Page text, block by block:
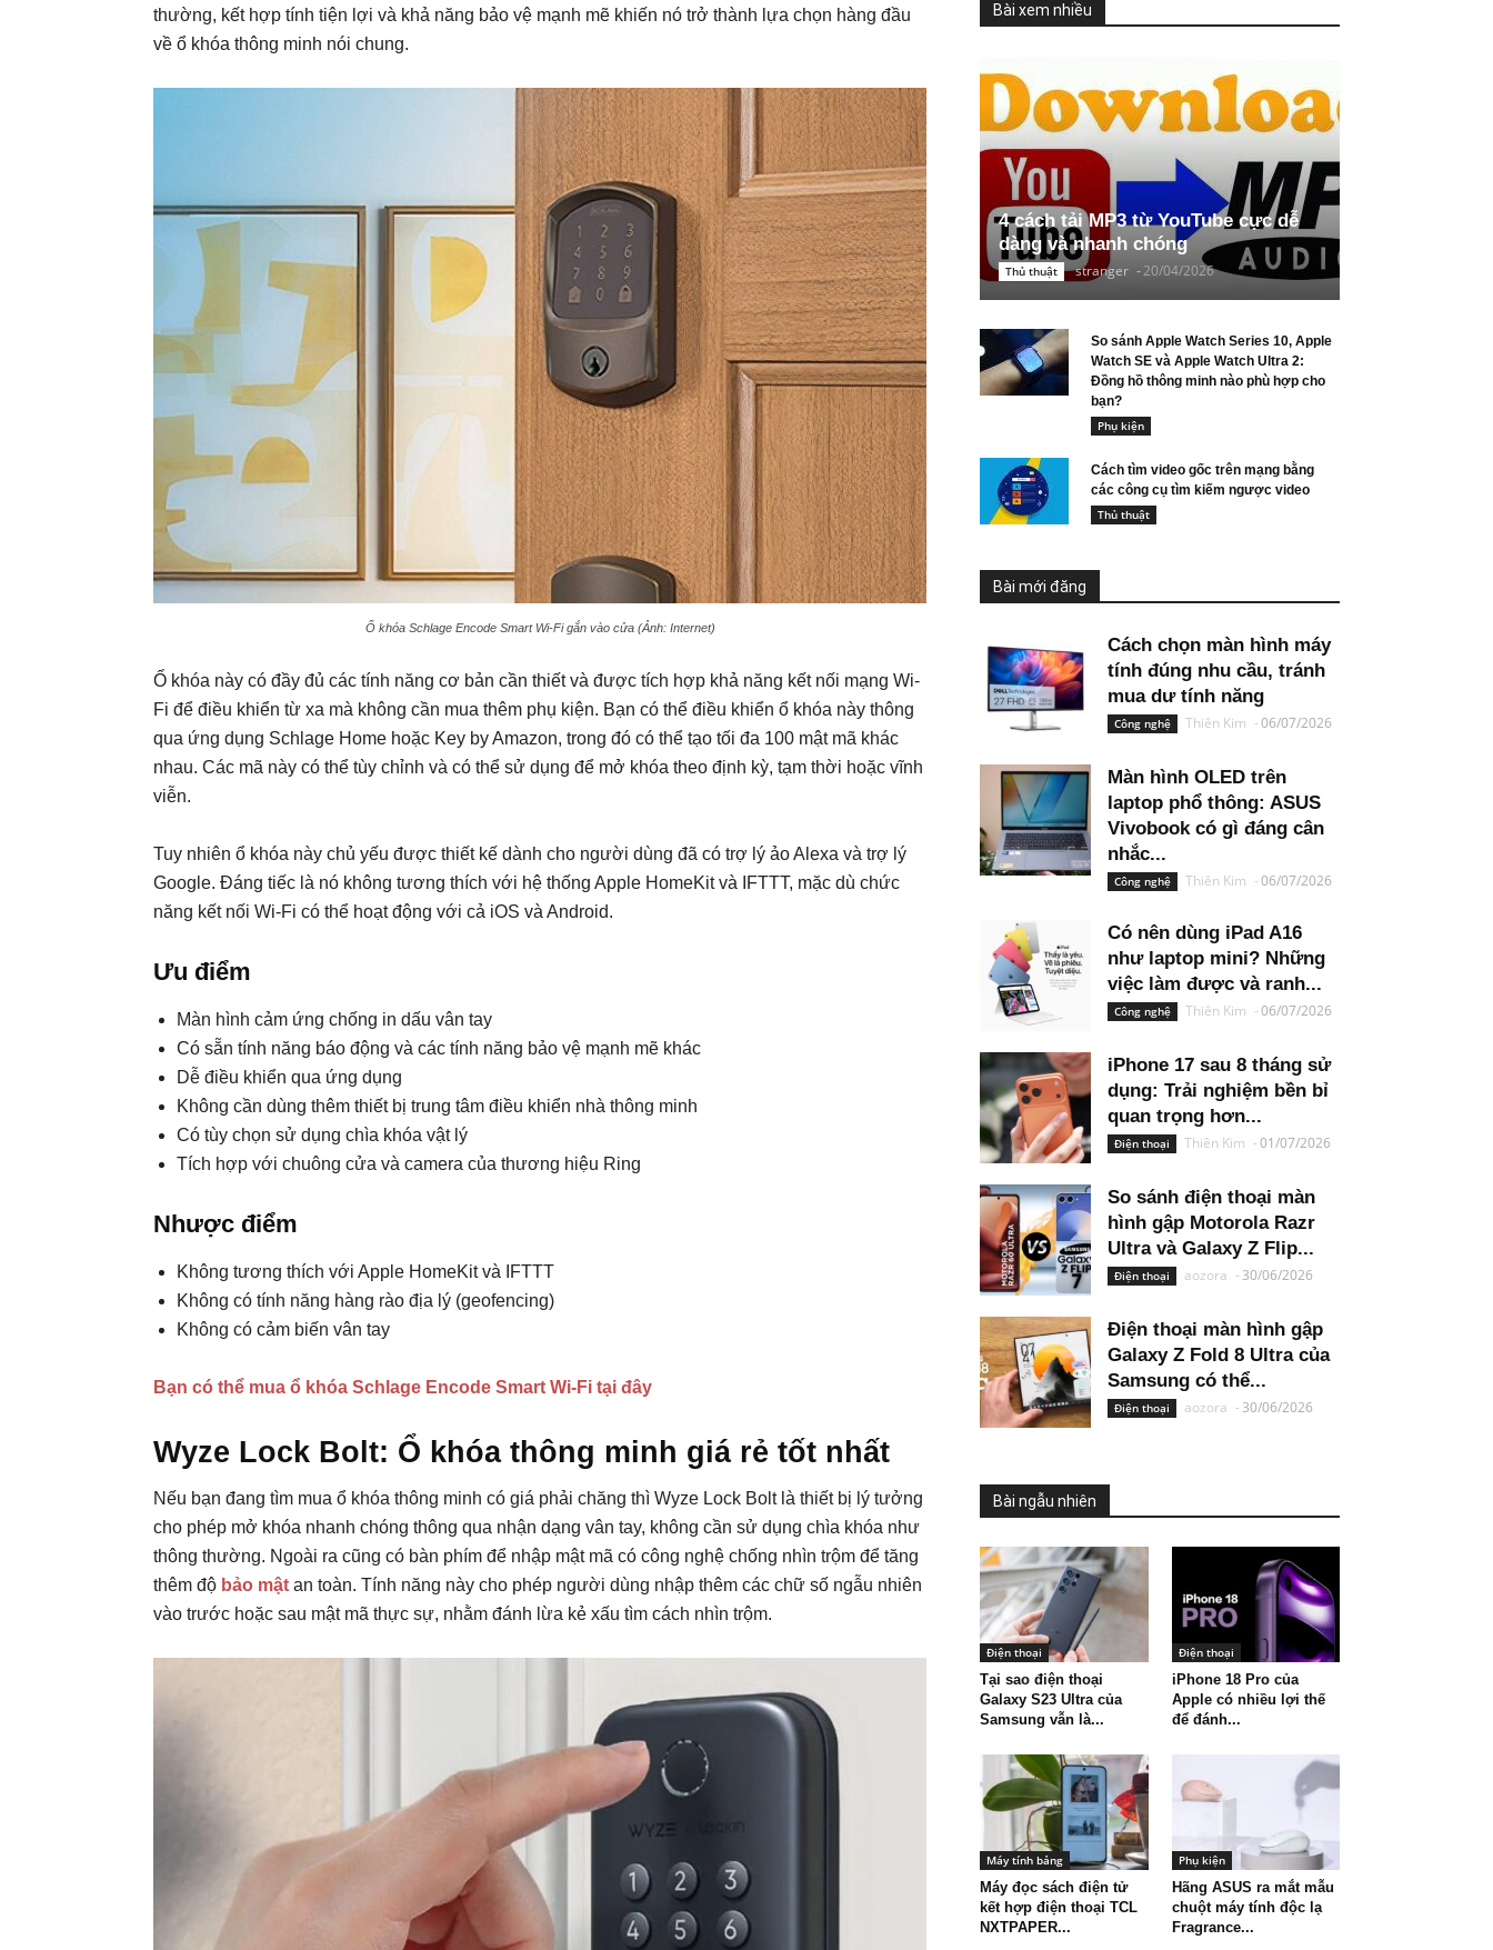
thường, kết hợp tính tiện lợi và khả năng bảo vệ mạnh mẽ khiến nó trở thành lựa chọn hàng đầu
về ổ khóa thông minh nói chung.
Ổ khóa Schlage Encode Smart Wi-Fi gắn vào cửa (Ảnh: Internet)
Ổ khóa này có đầy đủ các tính năng cơ bản cần thiết và được tích hợp khả năng kết nối mạng Wi-
Fi để điều khiển từ xa mà không cần mua thêm phụ kiện. Bạn có thể điều khiển ổ khóa này thông
qua ứng dụng Schlage Home hoặc Key by Amazon, trong đó có thể tạo tối đa 100 mật mã khác
nhau. Các mã này có thể tùy chỉnh và có thể sử dụng để mở khóa theo định kỳ, tạm thời hoặc vĩnh
viễn.
Tuy nhiên ổ khóa này chủ yếu được thiết kế dành cho người dùng đã có trợ lý ảo Alexa và trợ lý
Google. Đáng tiếc là nó không tương thích với hệ thống Apple HomeKit và IFTTT, mặc dù chức
năng kết nối Wi-Fi có thể hoạt động với cả iOS và Android.
Ưu điểm
Màn hình cảm ứng chống in dấu vân tay
Có sẵn tính năng báo động và các tính năng bảo vệ mạnh mẽ khác
Dễ điều khiển qua ứng dụng
Không cần dùng thêm thiết bị trung tâm điều khiển nhà thông minh
Có tùy chọn sử dụng chìa khóa vật lý
Tích hợp với chuông cửa và camera của thương hiệu Ring
Nhược điểm
Không tương thích với Apple HomeKit và IFTTT
Không có tính năng hàng rào địa lý (geofencing)
Không có cảm biến vân tay
Bạn có thể mua ổ khóa Schlage Encode Smart Wi-Fi tại đây
Wyze Lock Bolt: Ổ khóa thông minh giá rẻ tốt nhất
Nếu bạn đang tìm mua ổ khóa thông minh có giá phải chăng thì Wyze Lock Bolt là thiết bị lý tưởng
cho phép mở khóa nhanh chóng thông qua nhận dạng vân tay, không cần sử dụng chìa khóa như
thông thường. Ngoài ra cũng có bàn phím để nhập mật mã có công nghệ chống nhìn trộm để tăng
thêm độ bảo mật an toàn. Tính năng này cho phép người dùng nhập thêm các chữ số ngẫu nhiên
vào trước hoặc sau mật mã thực sự, nhằm đánh lừa kẻ xấu tìm cách nhìn trộm.
Bài xem nhiều
4 cách tải MP3 từ YouTube cực dễ
dàng và nhanh chóng
Thủ thuật stranger -20/04/2026
So sánh Apple Watch Series 10, Apple
Watch SE và Apple Watch Ultra 2:
Đồng hồ thông minh nào phù hợp cho
bạn?
Phụ kiện
Cách tìm video gốc trên mạng bằng
các công cụ tìm kiếm ngược video
Thủ thuật
Bài mới đăng
Cách chọn màn hình máy
tính đúng nhu cầu, tránh
mua dư tính năng
Công nghệ Thiên Kim -06/07/2026
Màn hình OLED trên
laptop phổ thông: ASUS
Vivobook có gì đáng cân
nhắc...
Công nghệ Thiên Kim -06/07/2026
Có nên dùng iPad A16
như laptop mini? Những
việc làm được và ranh...
Công nghệ Thiên Kim -06/07/2026
iPhone 17 sau 8 tháng sử
dụng: Trải nghiệm bền bỉ
quan trọng hơn...
Điện thoại Thiên Kim -01/07/2026
So sánh điện thoại màn
hình gập Motorola Razr
Ultra và Galaxy Z Flip...
Điện thoại aozora - 30/06/2026
Điện thoại màn hình gập
Galaxy Z Fold 8 Ultra của
Samsung có thể...
Điện thoại aozora - 30/06/2026
Bài ngẫu nhiên
Điện thoại
Tại sao điện thoại
Galaxy S23 Ultra của
Samsung vẫn là...
Điện thoại
iPhone 18 Pro của
Apple có nhiều lợi thế
để đánh...
Máy tính bảng
Máy đọc sách điện tử
kết hợp điện thoại TCL
NXTPAPER...
Phụ kiện
Hãng ASUS ra mắt mẫu
chuột máy tính độc lạ
Fragrance...